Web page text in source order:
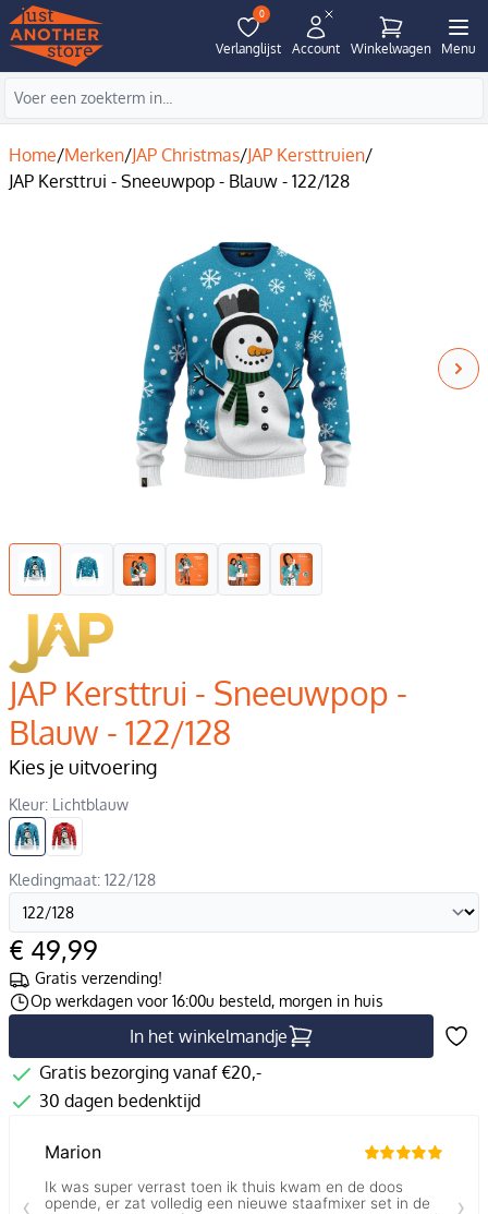
0
Verlanglijst Account Winkelwagen Menu
Home/Merken/JAP Christmas/JAP Kersttruien/
JAP Kersttrui - Sneeuwpop - Blauw - 122/128
JAP Kersttrui - Sneeuwpop -
Blauw - 122/128
Kies je uitvoering
Kleur: Lichtblauw
Kledingmaat: 122/128
€ 49,99
Gratis verzending!
Op werkdagen voor 16:00u besteld, morgen in huis
In het winkelmandje
Gratis bezorging vanaf €20,-
30 dagen bedenktijd